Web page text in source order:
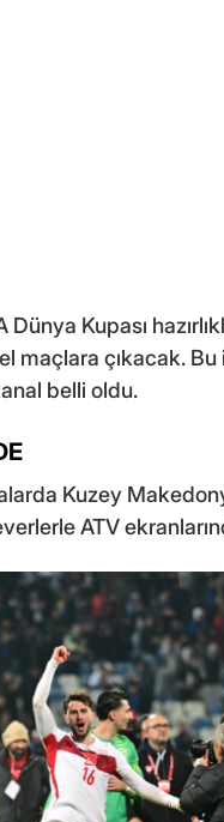
Dünya Kupası
maçlara çıkacak. Bu
belli oldu.
Kuzey
ATV